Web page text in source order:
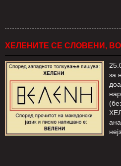
ХЕЛЕНИТЕ СЕ СЛОВЕНИ,
за